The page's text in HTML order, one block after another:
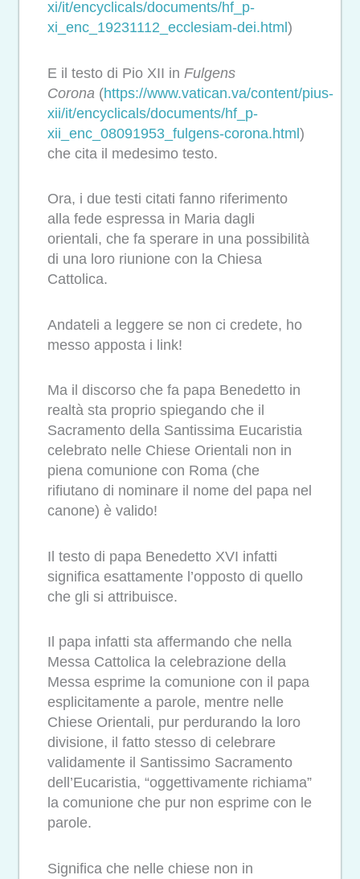
xi/it/encyclicals/documents/hf_p-
xi_enc_19231112_ecclesiam-dei.html )
E il testo di Pio XII in Fulgens
Corona (https://www.vatican.va/content/pius-
xii/it/encyclicals/documents/hf_p-
xii_enc_08091953_fulgens-corona.html)
che cita il medesimo testo.
Ora, i due testi citati fanno riferimento
alla fede espressa in Maria dagli
orientali, che fa sperare in una possibilità
di una loro riunione con la Chiesa
Cattolica.
Andateli a leggere se non ci credete, ho
messo apposta i link!
Ma il discorso che fa papa Benedetto in
realtà sta proprio spiegando che il
Sacramento della Santissima Eucaristia
celebrato nelle Chiese Orientali non in
piena comunione con Roma (che
rifiutano di nominare il nome del papa nel
canone) è valido!
Il testo di papa Benedetto XVI infatti
significa esattamente l’opposto di quello
che gli si attribuisce.
Il papa infatti sta affermando che nella
Messa Cattolica la celebrazione della
Messa esprime la comunione con il papa
esplicitamente a parole, mentre nelle
Chiese Orientali, pur perdurando la loro
divisione, il fatto stesso di celebrare
validamente il Santissimo Sacramento
dell’Eucaristia, “oggettivamente richiama”
la comunione che pur non esprime con le
parole.
Significa che nelle chiese non in